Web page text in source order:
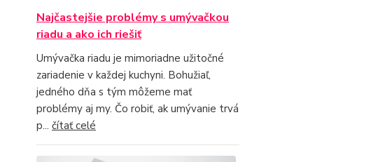
Najčastejšie problémy s umývačkou
riadu a ako ich riešiť
Umývačka riadu je mimoriadne užitočné
zariadenie v každej kuchyni. Bohužiaľ,
jedného dňa s tým môžeme mať
problémy aj my. Čo robiť, ak umývanie trvá
p... čítať celé